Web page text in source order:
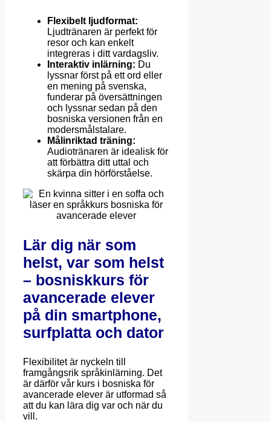
Flexibelt ljudformat:
Ljudtränaren är perfekt för
resor och kan enkelt
integreras i ditt vardagsliv.
Interaktiv inlärning: Du
lyssnar först på ett ord eller
en mening på svenska,
funderar på översättningen
och lyssnar sedan på den
bosniska versionen från en
modersmålstalare.
Målinriktad träning:
Audiotränaren är idealisk för
att förbättra ditt uttal och
skärpa din hörförståelse.
Lär dig när som
helst, var som helst
– bosniskkurs för
avancerade elever
på din smartphone,
surfplatta och dator
Flexibilitet är nyckeln till
framgångsrik språkinlärning. Det
är därför vår kurs i bosniska för
avancerade elever är utformad så
att du kan lära dig var och när du
vill.